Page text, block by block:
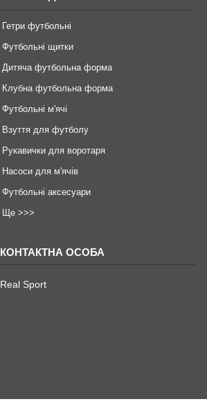
Гетри футбольні
Футбольні щитки
Дитяча футбольна форма
Клубна футбольна форма
Футбольні м'ячі
Взуття для футболу
Рукавички для воротаря
Насоси для м'ячів
Футбольні аксесуари
Ще >>>
Real Sport